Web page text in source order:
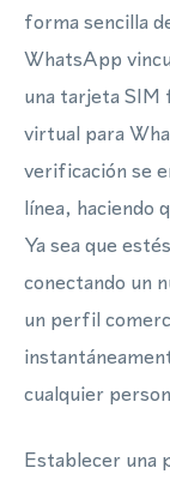
forma sencilla
WhatsApp
una tarjeta
virtual para
verificación se
línea, haciendo
Ya sea que
conectando un
un perfil
cualquier
Establecer una